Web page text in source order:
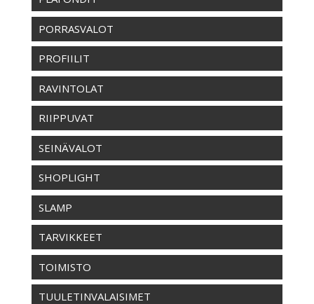
PORRASVALOT
PROFIILIT
RAVINTOLAT
RIIPPUVAT
SEINÄVALOT
SHOPLIGHT
SLAMP
TARVIKKEET
TOIMISTO
TUULETINVALAISIMET